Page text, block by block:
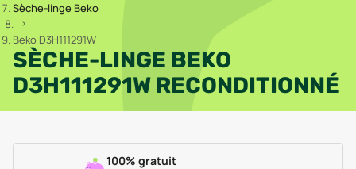
Sèche-linge Beko
Beko D3H111291W
SÈCHE-LINGE BEKO
D3H111291W RECONDITIONNÉ
100% gratuit